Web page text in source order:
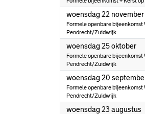
woensdag 22 november
Formele openbare bijeenkomst
Pendrecht/Zuidwijk
woensdag 25 oktober
Formele openbare bijeenkomst
Pendrecht/Zuidwijk
woensdag 20
Formele openbare bijeenkomst
Pendrecht/Zuidwijk
woensdag 23 augustus